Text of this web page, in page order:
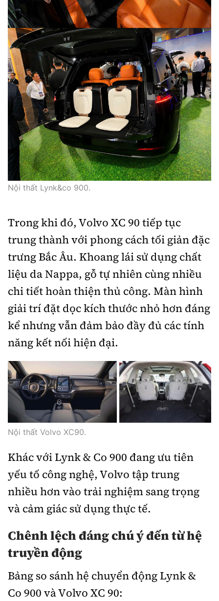
Nội thất Lynk&co 900.
Trong khi đó, Volvo XC 90 tiếp tục
trung thành với phong cách tối giản đặc
trưng Bắc Âu. Khoang lái sử dụng chất
liệu da Nappa, gỗ tự nhiên cùng nhiều
chi tiết hoàn thiện thủ công. Màn hình
giải trí đặt dọc kích thước nhỏ hơn đáng
kể nhưng vẫn đảm bảo đầy đủ các tính
năng kết nối hiện đại.
Nội thất Volvo XC90.
Khác với Lynk & Co 900 đang ưu tiên
yếu tố công nghệ, Volvo tập trung
nhiều hơn vào trải nghiệm sang trọng
và cảm giác sử dụng thực tế.
Chênh lệch đáng chú ý đến từ hệ
truyền động
Bảng so sánh hệ chuyển động Lynk &
Co 900 và Volvo XC 90: